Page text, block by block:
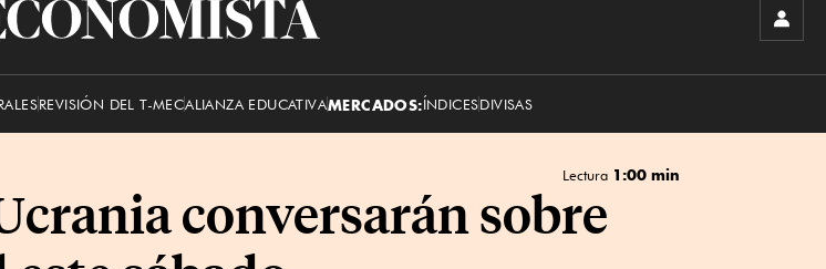
El
REVISIÓN DEL T-MECALIANZA EDUCATIVAMERCADOS:ÍNDICESDIVISAS
Lectura 1:00 min
conversarán sobre